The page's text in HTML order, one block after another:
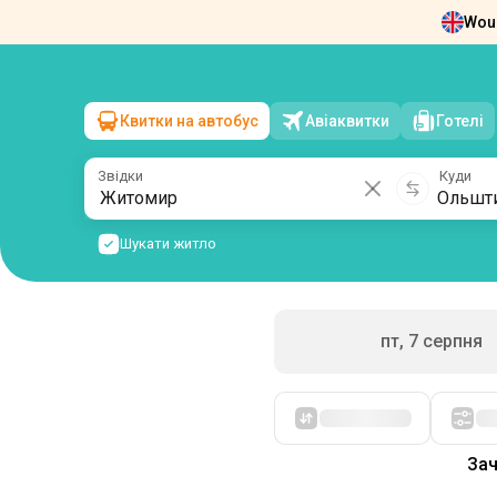
Житомир→Ольштин
сб, 8 серпня/1 пасажир
Квитки на автобус Авіаквитки Готелі
Звідки Куди
Шукати житло
пт, 7 серпня
Спочатку дешеві